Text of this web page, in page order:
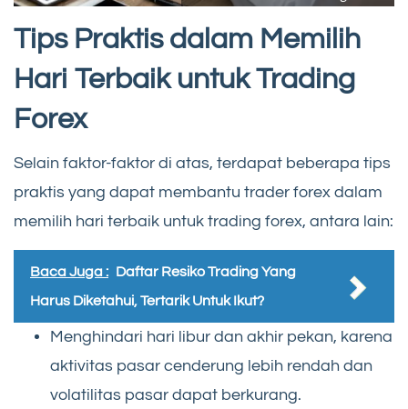
Tips Praktis dalam Memilih
Hari Terbaik untuk Trading
Forex
Selain faktor-faktor di atas, terdapat beberapa tips
praktis yang dapat membantu trader forex dalam
memilih hari terbaik untuk trading forex, antara lain:
Baca Juga : Daftar Resiko Trading Yang
Harus Diketahui, Tertarik Untuk Ikut?
Menghindari hari libur dan akhir pekan, karena
aktivitas pasar cenderung lebih rendah dan
volatilitas pasar dapat berkurang.